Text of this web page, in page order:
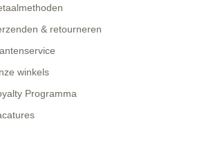
& retourneren
winkels
Programma